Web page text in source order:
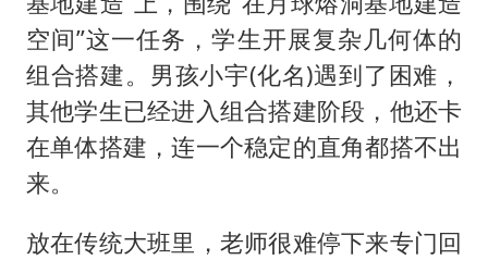
空间”这一任务，学生开展复杂几何体的
组合搭建。男孩小宇(化名)遇到了困难，
其他学生已经进入组合搭建阶段，他还卡
在单体搭建，连一个稳定的直角都搭不出
来。
放在传统大班里，老师很难停下来专门回